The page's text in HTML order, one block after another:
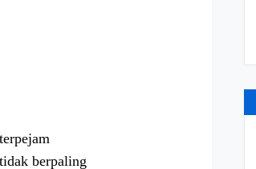
berpaling